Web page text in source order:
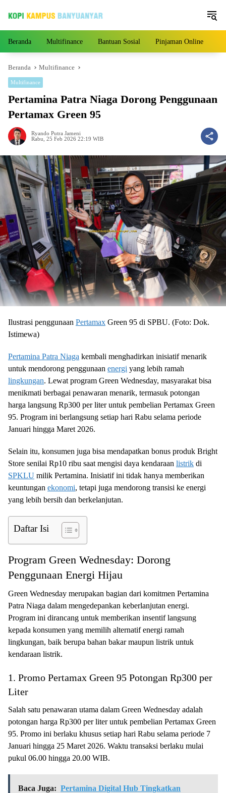
Beranda Multifinance Bantuan Sosial Pinjaman Online
Beranda Multifinance
Multifinance
Pertamina Patra Niaga Dorong Penggunaan
Pertamax Green 95
Ryando Putra Jameni
Rabu, 25 Feb 2026 22:19 WIB
Ilustrasi penggunaan Pertamax Green 95 di SPBU. (Foto: Dok.
Istimewa)
Pertamina Patra Niaga kembali menghadirkan inisiatif menarik
untuk mendorong penggunaan energi yang lebih ramah
lingkungan. Lewat program Green Wednesday, masyarakat bisa
menikmati berbagai penawaran menarik, termasuk potongan
harga langsung Rp300 per liter untuk pembelian Pertamax Green
95. Program ini berlangsung setiap hari Rabu selama periode
Januari hingga Maret 2026.
Selain itu, konsumen juga bisa mendapatkan bonus produk Bright
Store senilai Rp10 ribu saat mengisi daya kendaraan listrik di
SPKLU milik Pertamina. Inisiatif ini tidak hanya memberikan
keuntungan ekonomi, tetapi juga mendorong transisi ke energi
yang lebih bersih dan berkelanjutan.
Daftar Isi
Program Green Wednesday: Dorong
Penggunaan Energi Hijau
Green Wednesday merupakan bagian dari komitmen Pertamina
Patra Niaga dalam mengedepankan keberlanjutan energi.
Program ini dirancang untuk memberikan insentif langsung
kepada konsumen yang memilih alternatif energi ramah
lingkungan, baik berupa bahan bakar maupun listrik untuk
kendaraan listrik.
1. Promo Pertamax Green 95 Potongan Rp300 per
Liter
Salah satu penawaran utama dalam Green Wednesday adalah
potongan harga Rp300 per liter untuk pembelian Pertamax Green
95. Promo ini berlaku khusus setiap hari Rabu selama periode 7
Januari hingga 25 Maret 2026. Waktu transaksi berlaku mulai
pukul 06.00 hingga 20.00 WIB.
Baca Juga: Pertamina Digital Hub Tingkatkan